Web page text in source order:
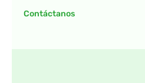
Contáctanos